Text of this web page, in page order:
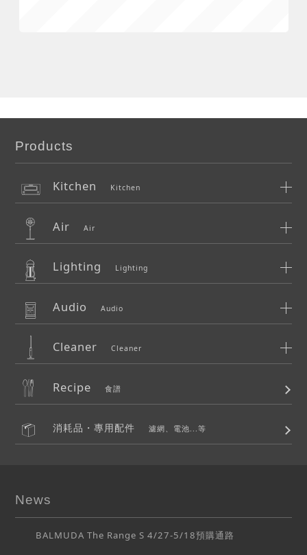
Products
Kitchen Kitchen
Air Air
Lighting Lighting
Audio Audio
Cleaner Cleaner
Recipe 食譜
消耗品・專用配件 濾網、電池...等
News
BALMUDA The Range S 4/27-5/18預購通路